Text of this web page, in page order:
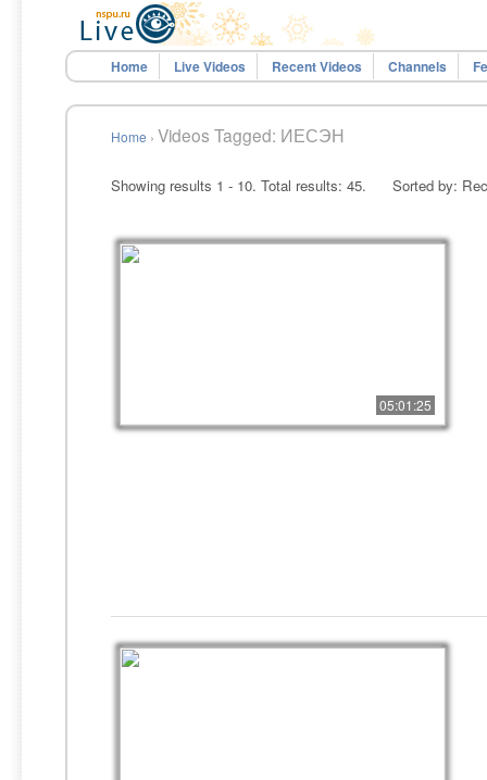
Home Live Videos Recent Videos Channels
Home › Videos Tagged: ИЕСЭН
Showing results 1 - 10. Total results: 45. Sorted by:
05:01:25